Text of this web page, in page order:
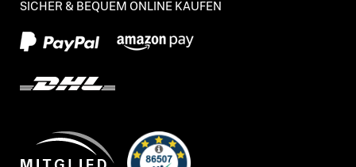
SICHER & BEQUEM ONLINE KAUFEN